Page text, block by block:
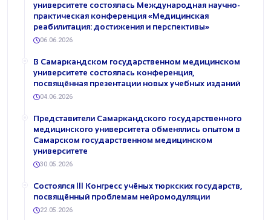
университете состоялась Международная научно-
практическая конференция «Медицинская
реабилитация: достижения и перспективы»
06.06.2026
В Самаркандском государственном медицинском
университете состоялась конференция,
посвящённая презентации новых учебных изданий
04.06.2026
Представители Самаркандского государственного
медицинского университета обменялись опытом в
Самарском государственном медицинском
университете
30.05.2026
Состоялся III Конгресс учёных тюркских государств,
посвящённый проблемам нейромодуляции
22.05.2026